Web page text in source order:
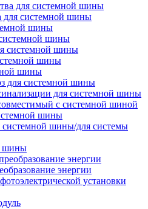
для системной шины
для системной шины
шины
шины
системной шины
шины
шины
для системной шины
для системной шины
с системной шиной
шины
системной шины/для системы
шины
энергии
установки